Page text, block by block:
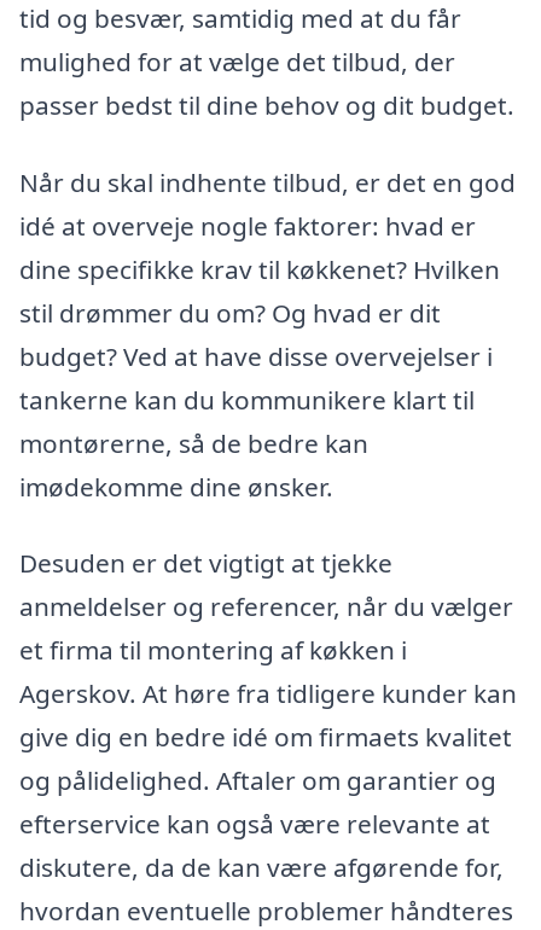
tid og besvær, samtidig med at du får
mulighed for at vælge det tilbud, der
passer bedst til dine behov og dit budget.
Når du skal indhente tilbud, er det en god
idé at overveje nogle faktorer: hvad er
dine specifikke krav til køkkenet? Hvilken
stil drømmer du om? Og hvad er dit
budget? Ved at have disse overvejelser i
tankerne kan du kommunikere klart til
montørerne, så de bedre kan
imødekomme dine ønsker.
Desuden er det vigtigt at tjekke
anmeldelser og referencer, når du vælger
et firma til montering af køkken i
Agerskov. At høre fra tidligere kunder kan
give dig en bedre idé om firmaets kvalitet
og pålidelighed. Aftaler om garantier og
efterservice kan også være relevante at
diskutere, da de kan være afgørende for,
hvordan eventuelle problemer håndteres